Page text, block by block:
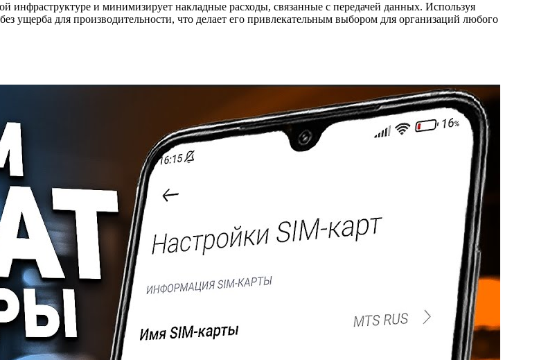
инфраструктуре и минимизирует накладные расходы, связанные с передачей данных. Используя
ущерба для производительности, что делает его привлекательным выбором для организаций любого